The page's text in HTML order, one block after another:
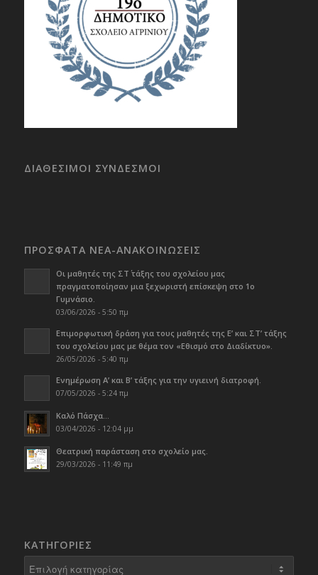
ΔΙΑΘΕΣΙΜΟΙ ΣΥΝΔΕΣΜΟΙ
ΠΡΟΣΦΑΤΑ ΝΕΑ-ΑΝΑΚΟΙΝΩΣΕΙΣ
Οι μαθητές της ΣΤ΄ τάξης του σχολείου μας
πραγματοποίησαν μια ξεχωριστή επίσκεψη στο 1ο
Γυμνάσιο.
03/06/2026 - 5:50 πμ
Επιμορφωτική δράση για τους μαθητές της Ε’ και ΣΤ’ τάξης
του σχολείου μας με θέμα τον «Εθισμό στο Διαδίκτυο».
26/05/2026 - 5:40 πμ
Ενημέρωση Α’ και Β’ τάξης για την υγιεινή διατροφή.
07/05/2026 - 5:24 πμ
Καλό Πάσχα…
03/04/2026 - 12:04 μμ
Θεατρική παράσταση στο σχολείο μας.
29/03/2026 - 11:49 πμ
KΑΤΗΓΟΡΊΕΣ